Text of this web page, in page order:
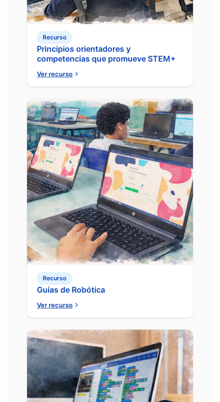
Recurso
Principios orientadores y
competencias que promueve STEM+
Ver recurso
Recurso
Guías de Robótica
Ver recurso